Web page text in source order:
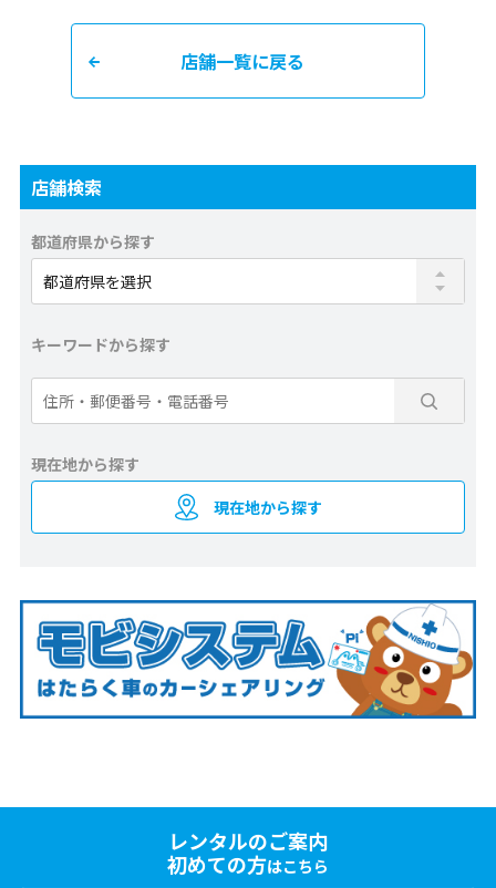
店舗一覧に戻る
店舗検索
都道府県から探す
キーワードから探す
現在地から探す
現在地から探す
レンタルのご案内
初めての方はこちら